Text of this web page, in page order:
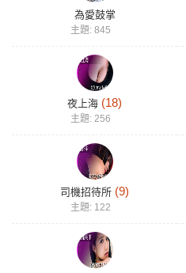
為愛鼓掌
主題: 845
夜上海 (18)
主題: 256
司機招待所 (9)
主題: 122